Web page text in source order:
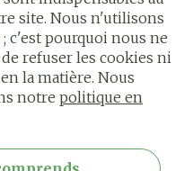
site. Nous n'utilisons
c'est pourquoi nous ne
refuser les cookies ni
la matière. Nous
notre politique en